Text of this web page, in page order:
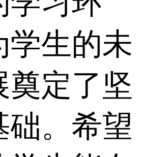
学生的未
奠定了坚
础。希望